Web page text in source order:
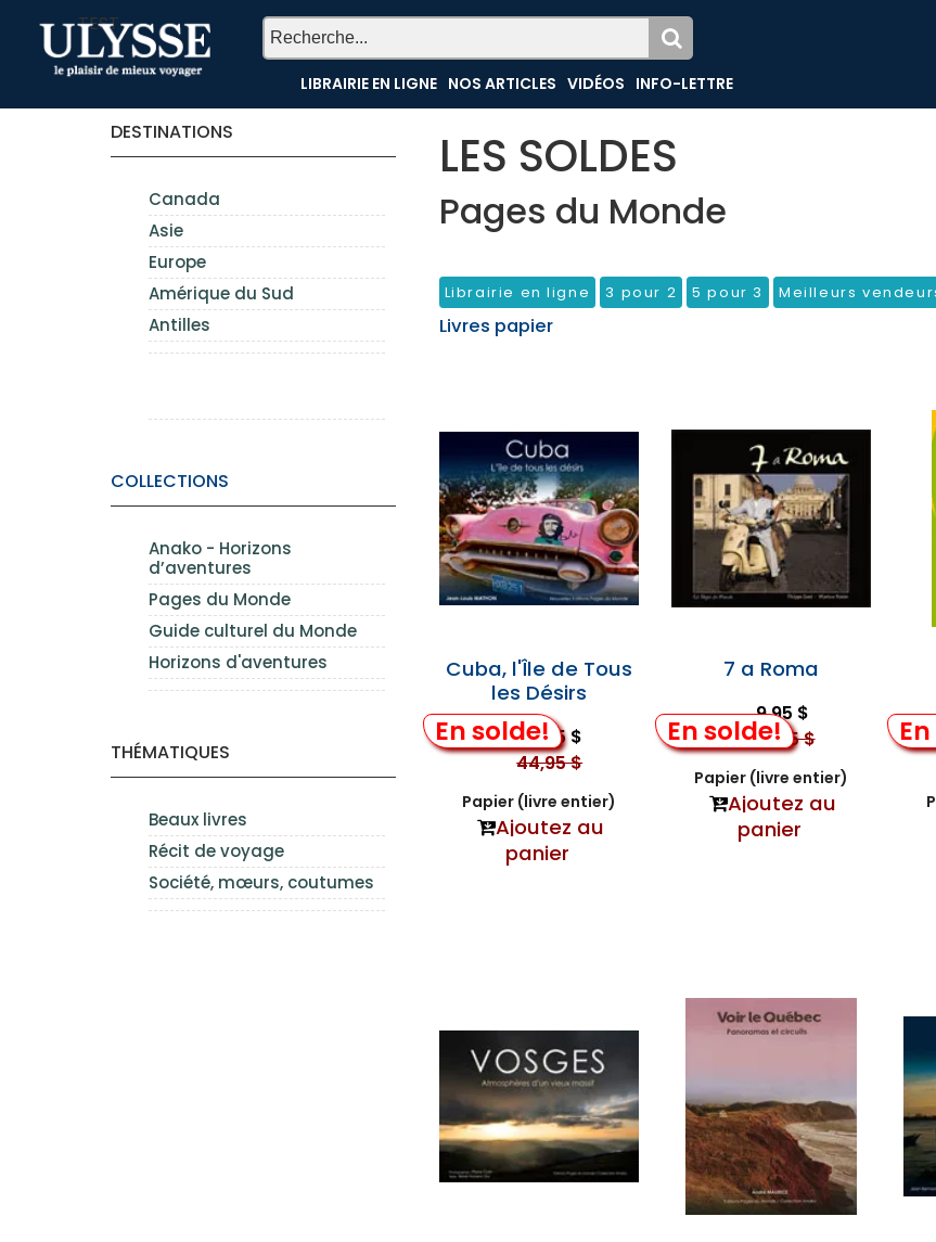
TEST
LIBRAIRIE EN LIGNE NOS ARTICLES VIDÉOS INFO-LETTRE
DESTINATIONS
Canada
Asie
Europe
Amérique du Sud
Antilles
COLLECTIONS
Anako - Horizons
d’aventures
Pages du Monde
Guide culturel du Monde
Horizons d'aventures
THÉMATIQUES
Beaux livres
Récit de voyage
Société, mœurs, coutumes
LES SOLDES
Pages du Monde
Librairie en ligne 3 pour 2 5 pour 3 Meilleurs
Livres papier
En solde!
Cuba, l'Île de Tous
les Désirs
34,95 $
44,95 $
Papier (livre entier)
Ajoutez au
panier
En solde!
7 a Roma
9,95 $
44,95 $
Papier (livre entier)
Ajoutez au
panier